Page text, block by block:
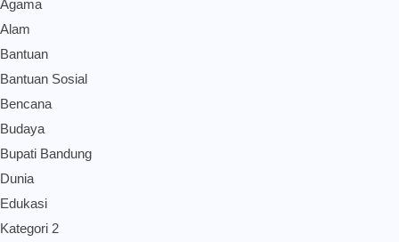
Agama
Alam
Bantuan
Bantuan Sosial
Bencana
Budaya
Bupati Bandung
Dunia
Edukasi
Kategori 2